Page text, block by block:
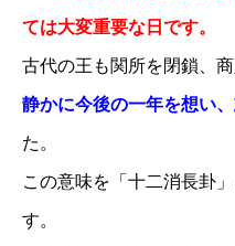
ては大変重要な日です。
古代の王も関所を閉鎖、
静かに今後の一年を想い
た。
この意味を「十二消長卦
す。